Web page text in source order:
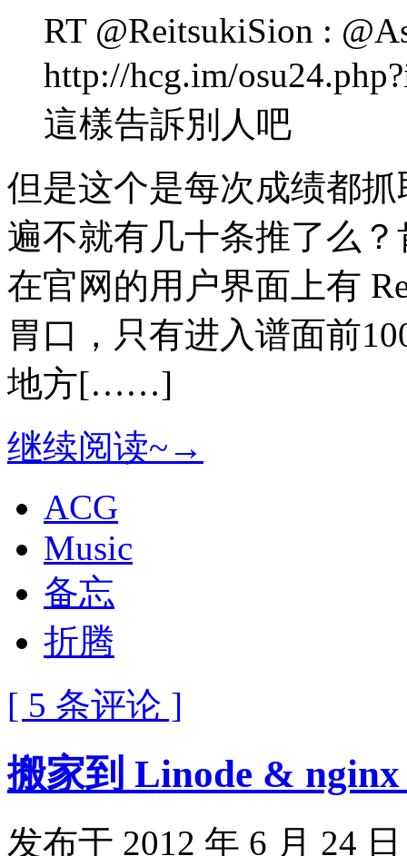
RT @ReitsukiSion :
http://hcg.im/
這樣告訴別人吧
但是这个是每次成绩都
遍不就有几十条推了么
在官网的用户界面上有
胃口，只有进入谱面前
地方[……]
继续阅读~→
ACG
Music
备忘
折腾
[ 5 条评论 ]
搬家到 Linode &
发布于 2012 年 6 月 24 日